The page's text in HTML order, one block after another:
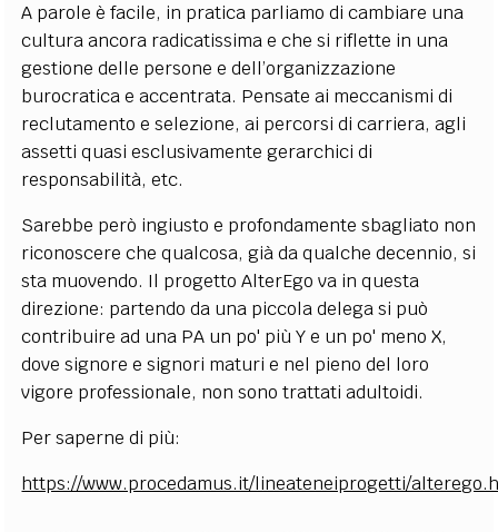
A parole è facile, in pratica parliamo di cambiare una
cultura ancora radicatissima e che si riflette in una
gestione delle persone e dell’organizzazione
burocratica e accentrata. Pensate ai meccanismi di
reclutamento e selezione, ai percorsi di carriera, agli
assetti quasi esclusivamente gerarchici di
responsabilità, etc.
Sarebbe però ingiusto e profondamente sbagliato non
riconoscere che qualcosa, già da qualche decennio, si
sta muovendo. Il progetto AlterEgo va in questa
direzione: partendo da una piccola delega si può
contribuire ad una PA un po' più Y e un po' meno X,
dove signore e signori maturi e nel pieno del loro
vigore professionale, non sono trattati adultoidi.
Per saperne di più:
https://www.procedamus.it/lineateneiprogetti/